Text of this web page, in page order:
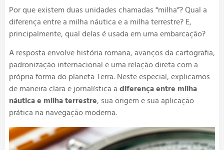
Por que existem duas unidades chamadas “milha”? Qual a
diferença entre a milha náutica e a milha terrestre? E,
principalmente, qual delas é usada em uma embarcação?
A resposta envolve história romana, avanços da cartografia,
padronização internacional e uma relação direta com a
própria forma do planeta Terra. Neste especial, explicamos
de maneira clara e jornalística adiferença entre milha
náutica e milha terrestre, sua origem e sua aplicação
prática na navegação moderna.